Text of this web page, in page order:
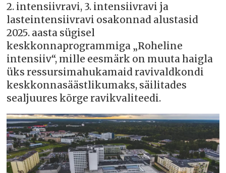
2. intensiivravi, 3. intensiivravi ja
lasteintensiivravi osakonnad alustasid
2025. aasta sügisel
keskkonnaprogrammiga „Roheline
intensiiv“, mille eesmärk on muuta haigla
üks ressursimahukamaid ravivaldkondi
keskkonnasäästlikumaks, säilitades
sealjuures kõrge ravikvaliteedi.